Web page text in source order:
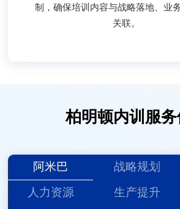
制，确保培训内容与战略落地、业
关联。
柏明顿内训服
阿米巴 战略规划
人力资源
生产提升